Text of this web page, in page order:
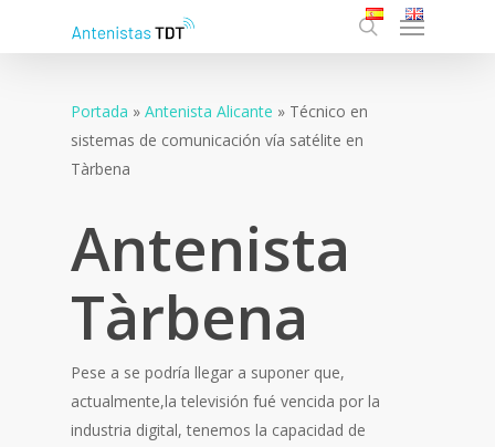
search
Menu
Portada » Antenista Alicante » Técnico en
sistemas de comunicación vía satélite en
Tàrbena
Antenista
Tàrbena
Pese a se podría llegar a suponer que,
actualmente,la televisión fué vencida por la
industria digital, tenemos la capacidad de